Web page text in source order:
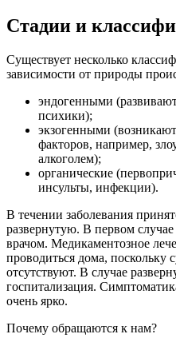
Стадии и
Существует несколько
зависимости от природы
эндогенными
психики);
экзогенными
факторов, например,
алкоголем);
органические
инсульты, инфекции).
В течении заболевания
развернутую. В первом
врачом. Медикаментозное
проводиться дома, поскольку
отсутствуют. В случае
госпитализация.
очень ярко.
Почему обращаются к нам?